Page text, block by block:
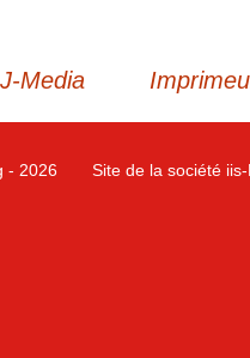
Media
- 2026 Site de la société